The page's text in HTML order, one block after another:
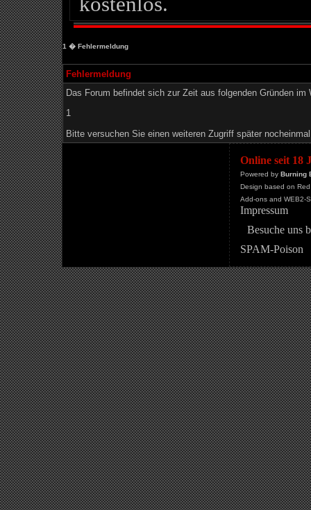
1 � Fehlermeldung
Fehlermeldung
Das Forum befindet sich zur Zeit aus folgenden Gründen im
1
Bitte versuchen Sie einen weiteren Zugriff später
Online seit 18
Powered by Burning
Design based on
Add-ons and WEB2-
Impressum
Besuche uns
SPAM-Poison